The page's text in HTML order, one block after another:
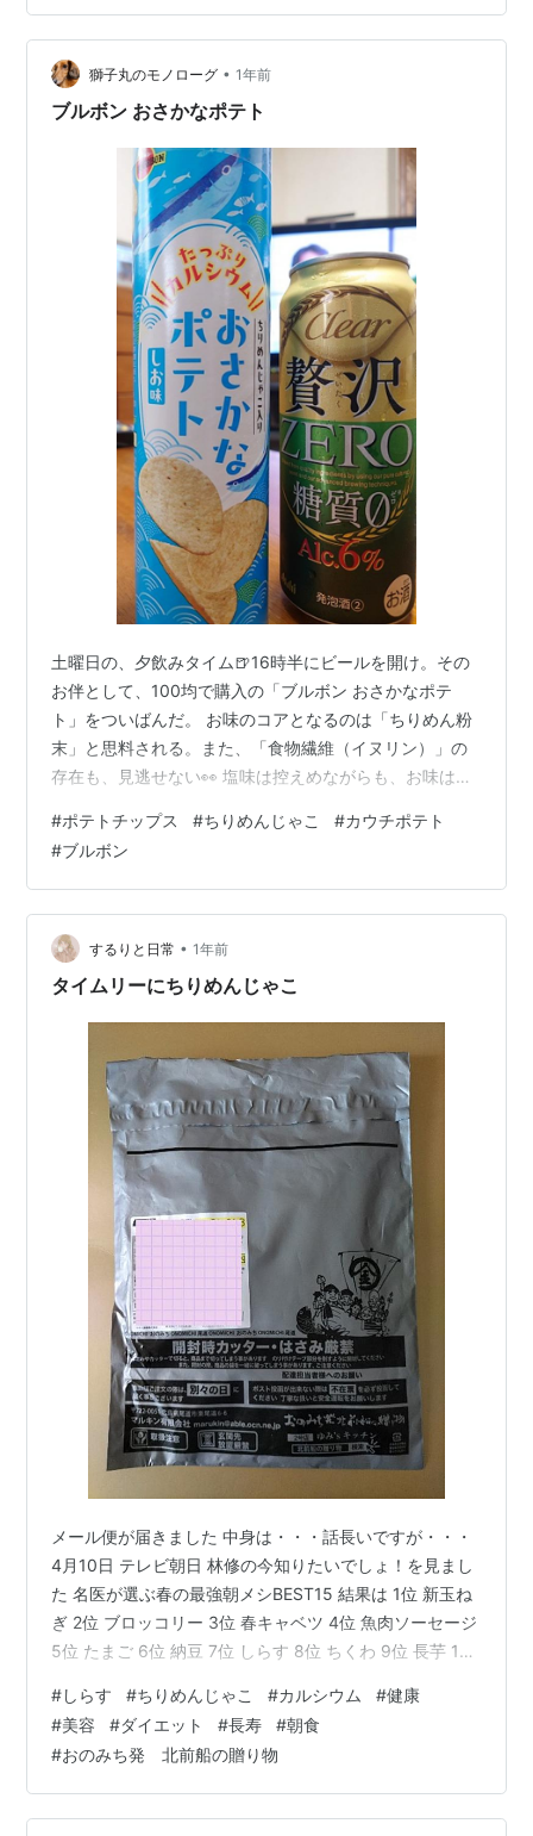
*´艸｀) 大満足でした♪ ただね、牛肉300gの切り落とし
を探しに行ったら400gしかなく1300円もした・・・ な
んか割が合わんな・・・ ◆ちりめんとのコラボ…
獅子丸のモノローグ • 1年前
ブルボン おさかなポテト
土曜日の、夕飲みタイム🍺16時半にビールを開け。その
お伴として、100均で購入の「ブルボン おさかなポテ
ト」をついばんだ。 お味のコアとなるのは「ちりめん粉
末」と思料される。また、「食物繊維（イヌリン）」の
存在も、見逃せない👀 塩味は控えめながらも、お味は確
ルカ」風。デーゲームを観ながらの、まさにカウチポテ
トな、土曜の午後でありました⚾
#ポテトチップス #ちりめんじゃこ #カウチポテト
#ブルボン
するりと日常 • 1年前
タイムリーにちりめんじゃこ
メール便が届きました 中身は・・・話長いですが・・・
4月10日 テレビ朝日 林修の今知りたいでしょ！を見まし
た 名医が選ぶ春の最強朝メシBEST15 結果は 1位 新玉ね
ぎ 2位 ブロッコリー 3位 春キャベツ 4位 魚肉ソーセージ
5位 たまご 6位 納豆 7位 しらす 8位 ちくわ 9位 長芋 10
位 コーヒー 15位 いちご でした 7位のしらす そういえば
ネットで注文していたよね と思い出したのが偶然翌日に
届いたのです 広島県のマルキンさん おのみち発 北前船
の贈り物 漂白・味付けをしていない上乾ちりめんじゃこ
し…
#しらす #ちりめんじゃこ #カルシウム #健康
#美容 #ダイエット #長寿 #朝食
#おのみち発 北前船の贈り物